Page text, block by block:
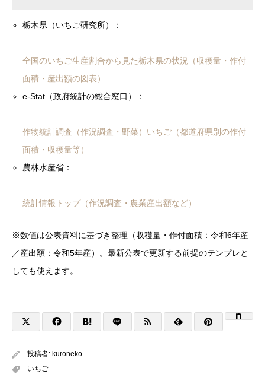
栃木県（いちご研究所）：
全国のいちご生産割合から見た栃木県の状況（収穫量・作付
面積・産出額の図表）
e-Stat（政府統計の総合窓口）：
作物統計調査（作況調査・野菜）いちご（都道府県別の作付
面積・収穫量等）
農林水産省：
統計情報トップ（作況調査・農業産出額など）
※数値は公表資料に基づき整理（収穫量・作付面積：令和6年産
／産出額：令和5年産）。最新公表で更新する前提のテンプレと
しても使えます。
投稿者: kuroneko
いちご